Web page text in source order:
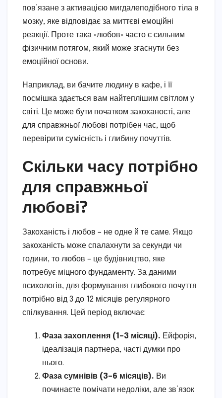
пов’язане з активацією мигдалеподібного тіла в
мозку, яке відповідає за миттєві емоційні
реакції. Проте така «любов» часто є сильним
фізичним потягом, який може згаснути без
емоційної основи.
Наприклад, ви бачите людину в кафе, і її
посмішка здається вам найтеплішим світлом у
світі. Це може бути початком закоханості, але
для справжньої любові потрібен час, щоб
перевірити сумісність і глибину почуттів.
Скільки часу потрібно
для справжньої
любові?
Закоханість і любов – не одне й те саме. Якщо
закоханість може спалахнути за секунди чи
години, то любов – це будівництво, яке
потребує міцного фундаменту. За даними
психологів, для формування глибокого почуття
потрібно від 3 до 12 місяців регулярного
спілкування. Цей період включає:
Фаза захоплення (1–3 місяці). Ейфорія,
ідеалізація партнера, часті думки про
нього.
Фаза сумнівів (3–6 місяців). Ви
починаєте помічати недоліки, але зв’язок